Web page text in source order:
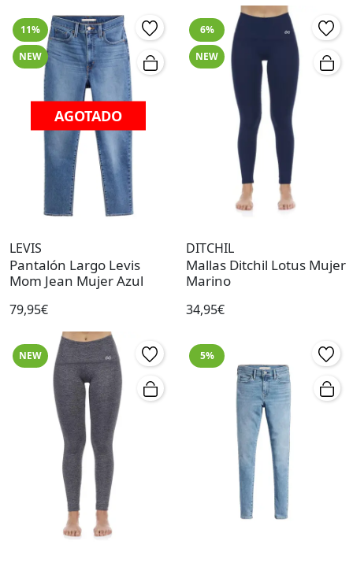
11%
NEW
AGOTADO
LEVIS
Pantalón Largo Levis
Mom Jean Mujer Azul
79,95€
6%
NEW
DITCHIL
Mallas Ditchil Lotus Mujer
Marino
34,95€
NEW 5%